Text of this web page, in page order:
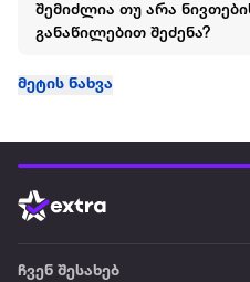
შემიძლია თუ არა
განაწილებით შეძენა?
მეტის ნახვა
ჩვენ შესახებ